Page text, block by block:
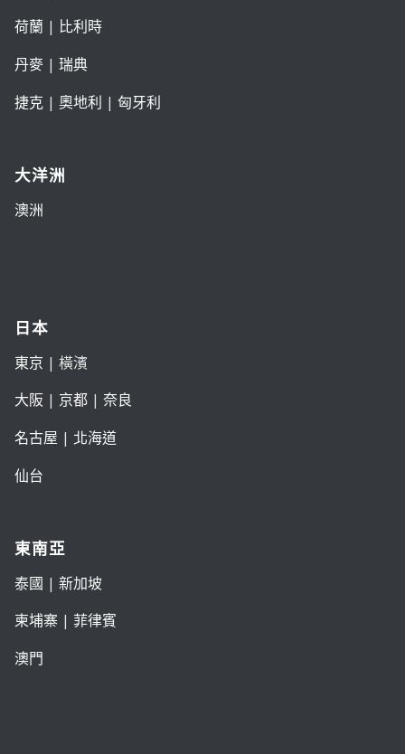
荷蘭| 比利時
丹麥| 瑞典
捷克| 奧地利 | 匈牙利
大洋洲
澳洲
日本
東京 | 橫濱
大阪| 京都| 奈良
名古屋 | 北海道
仙台
東南亞
泰國 | 新加坡
柬埔寨 | 菲律賓
澳門